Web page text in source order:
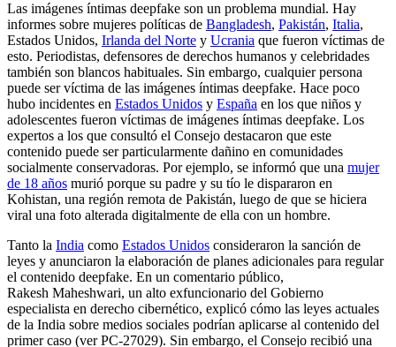
Las imágenes íntimas deepfake son un problema mundial. Hay
informes sobre mujeres políticas de Bangladesh, Pakistán, Italia,
Estados Unidos, Irlanda del Norte y Ucrania que fueron víctimas de
esto. Periodistas, defensores de derechos humanos y celebridades
también son blancos habituales. Sin embargo, cualquier persona
puede ser víctima de las imágenes íntimas deepfake. Hace poco
hubo incidentes en Estados Unidos y España en los que niños y
adolescentes fueron víctimas de imágenes íntimas deepfake. Los
expertos a los que consultó el Consejo destacaron que este
contenido puede ser particularmente dañino en comunidades
socialmente conservadoras. Por ejemplo, se informó que una mujer
de 18 años murió porque su padre y su tío le dispararon en
Kohistan, una región remota de Pakistán, luego de que se hiciera
viral una foto alterada digitalmente de ella con un hombre.
Tanto la India como Estados Unidos consideraron la sanción de
leyes y anunciaron la elaboración de planes adicionales para regular
el contenido deepfake. En un comentario público,
Rakesh Maheshwari, un alto exfuncionario del Gobierno
especialista en derecho cibernético, explicó cómo las leyes actuales
de la India sobre medios sociales podrían aplicarse al contenido del
primer caso (ver PC-27029). Sin embargo, el Consejo recibió una